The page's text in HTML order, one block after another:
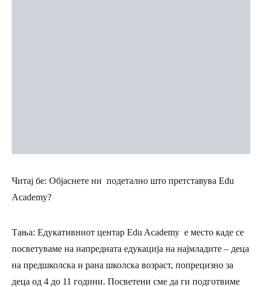
Читај бе: Објаснете ни подетално што претставува Edu
Academy?
Тања: Едукативниот центар Edu Academy е место каде се
посветуваме на напредната едукација на најмладите – деца
на предшколска и рана школска возраст, попрецизно за
деца од 4 до 11 години. Посветени сме да ги подготвиме